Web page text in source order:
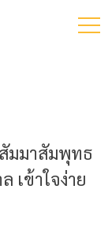
มมาสัมพุทธ
เข้าใจง่าย